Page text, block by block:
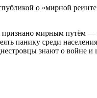
о «мирной
признано мирным путём —
панику среди
знают о войне и